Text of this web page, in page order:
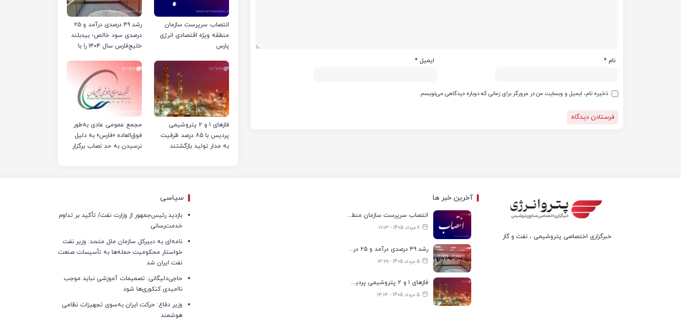
نام * ایمیل *
ذخیره نام، ایمیل و وبسایت من در مرورگر برای زمانی که دوباره دیدگاهی می‌نویسم.
انتصاب سرپرست سازمان
منطقه ویژه اقتصادی انرژی
پارس
رشد ۴۹ درصدی درآمد و ۲۵
درصدی سود خالص؛ بیدبلند
خلیج‌فارس سال ۱۴۰۴ را با
رساند
فازهای ۱ و ۲ پتروشیمی
پردیس با ۸۵ درصد ظرفیت
به مدار تولید بازگشتند
مجمع عمومی عادی به‌طور
فوق‌العاده «فارس» به دلیل
نرسیدن به حد نصاب برگزار
خبرگزاری اختصاصی پتروشیمی ، نفت و گاز
آخرین خبر ها
انتصاب سرپرست سازمان منطقه ویژه اقتصادی انرژی پارس
6 مرداد 1405 - ۱۰:۱۳
رشد ۴۹ درصدی درآمد و ۲۵ درصدی سود خالص؛ بیدبلند خلیج‌فارس سال ۱۴۰۴ را با رکوردهای جدید به پایان رساند
5 مرداد 1405 - ۱۴:۲۹
فازهای ۱ و ۲ پتروشیمی پردیس با ۸۵ درصد ظرفیت به مدار تولید بازگشتند
5 مرداد 1405 - ۱۴:۱۴
سیاسی
بازدید رئیس‌جمهور از وزارت نفت/ تأکید بر تداوم
خدمت‌رسانی
نامه‌ای به دبیرکل سازمان ملل متحد: وزیر نفت
خواستار محکومیت حمله‌ها به تأسیسات صنعت
نفت ایران شد
حاجی‌دلیگانی: تصمیمات آموزشی نباید موجب
ناامیدی کنکوری‌ها شود
وزیر دفاع: حرکت ایران به‌سوی تجهیزات نظامی
هوشمند